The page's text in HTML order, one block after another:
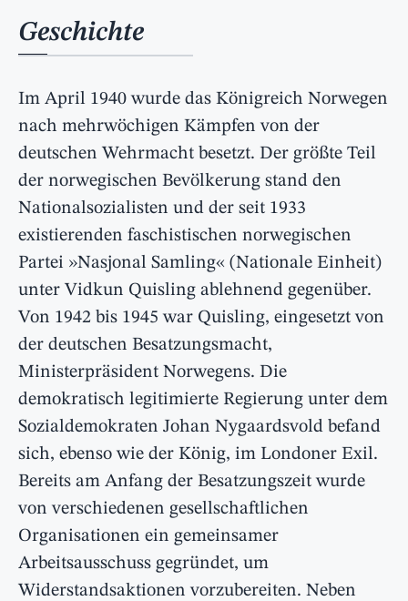
Geschichte
Im April 1940 wurde das Königreich Norwegen
nach mehrwöchigen Kämpfen von der
deutschen Wehrmacht besetzt. Der größte Teil
der norwegischen Bevölkerung stand den
Nationalsozialisten und der seit 1933
existierenden faschistischen norwegischen
Partei »Nasjonal Samling« (Nationale Einheit)
unter Vidkun Quisling ablehnend gegenüber.
Von 1942 bis 1945 war Quisling, eingesetzt von
der deutschen Besatzungsmacht,
Ministerpräsident Norwegens. Die
demokratisch legitimierte Regierung unter dem
Sozialdemokraten Johan Nygaardsvold befand
sich, ebenso wie der König, im Londoner Exil.
Bereits am Anfang der Besatzungszeit wurde
von verschiedenen gesellschaftlichen
Organisationen ein gemeinsamer
Arbeitsausschuss gegründet, um
Widerstandsaktionen vorzubereiten. Neben